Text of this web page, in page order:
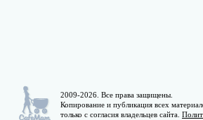
2009-2026. Все права защищены.
Копирование и публикация всех
только с согласия владельцев сайта.